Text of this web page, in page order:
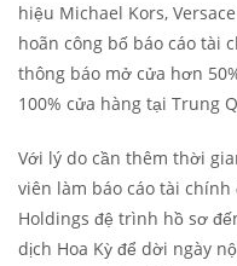
hiệu Michael Kors,
hoãn công bố báo cáo tài
thông báo mở cửa hơn
100% cửa hàng tại Trung
Với lý do cần thêm thời
viên làm báo cáo tài
Holdings đệ trình hồ sơ
dịch Hoa Kỳ để dời ngày